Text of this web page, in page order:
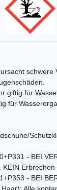
schwere
giftig für
für
- BEI
KEIN Erbrechen
- BEI
Alle